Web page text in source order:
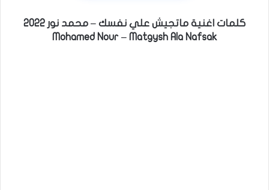
كلمات اغنية ماتجيش علي نفسك – محمد نور 2022
Mohamed Nour – Matgysh Ala Nafsak